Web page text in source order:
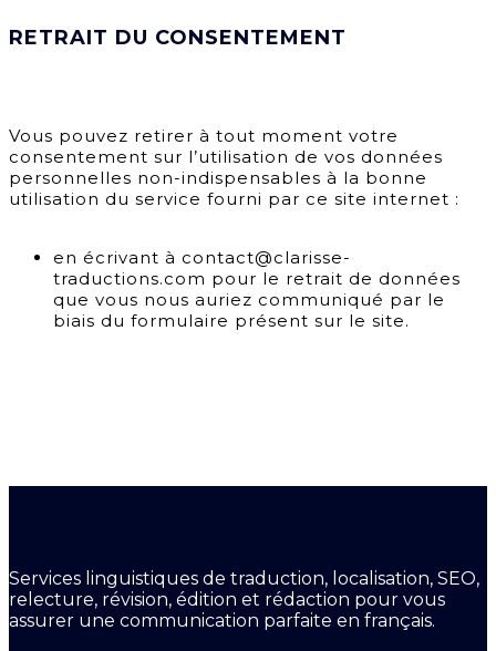
RETRAIT DU CONSENTEMENT
Vous pouvez retirer à tout moment votre
consentement sur l’utilisation de vos données
personnelles non-indispensables à la bonne
utilisation du service fourni par ce site internet :
en écrivant à contact@clarisse-
traductions.com pour le retrait de données
que vous nous auriez communiqué par le
biais du formulaire présent sur le site.
Services linguistiques de traduction, localisation, SEO,
relecture, révision, édition et rédaction pour vous
assurer une communication parfaite en français.